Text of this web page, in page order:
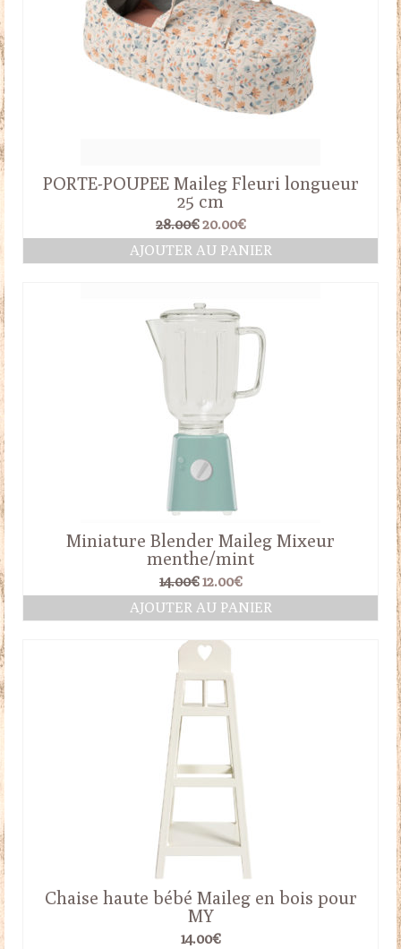
PORTE-POUPEE Maileg Fleuri longueur
25 cm
28.00€ Le
prix
initial
20.00€Le
prix
actuel
AJOUTER AU PANIER
Miniature Blender Maileg Mixeur
menthe/mint
14.00€ Le
prix
initial
14.00€.
12.00€Le
prix
actuel
AJOUTER AU PANIER
Chaise haute bébé Maileg en bois pour
MY
14.00€